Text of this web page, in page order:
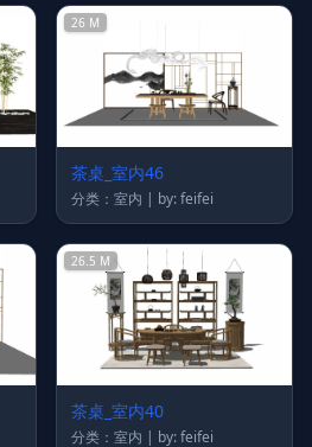
26 M
茶桌_室内46
分类：室内 | by: feifei
26.5 M
茶桌_室内40
分类：室内 | by: feifei